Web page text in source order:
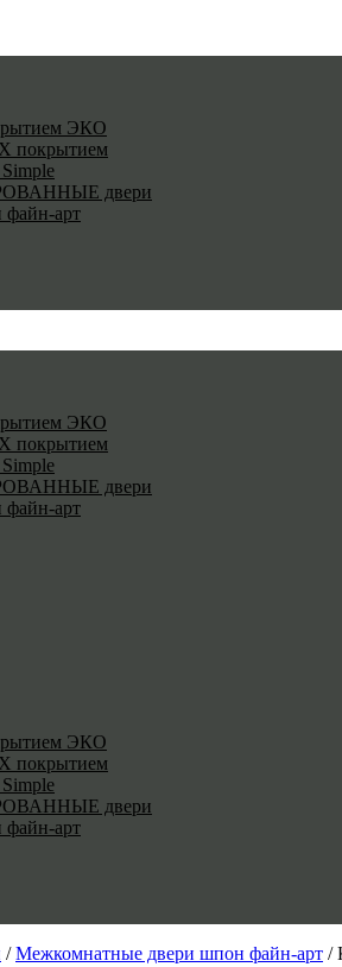
ЭКО
покрытием
двери
арт
ЭКО
покрытием
двери
арт
ЭКО
покрытием
двери
арт
/Межкомнатные двери шпон файн-арт /